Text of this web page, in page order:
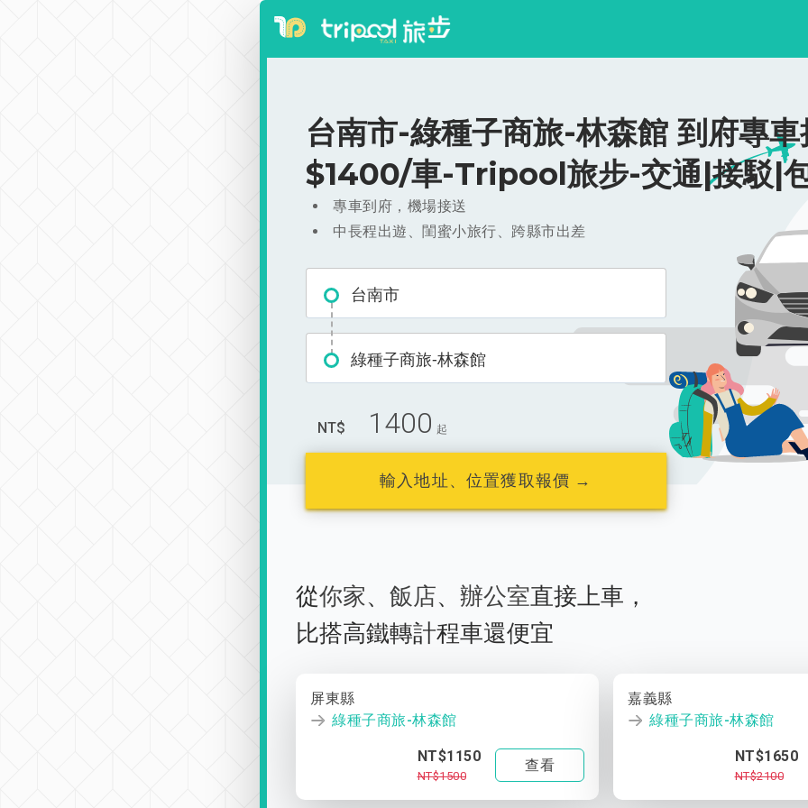
台南市-綠種子商旅-林森館 到府專車
$1400/車-Tripool旅步-交通|接駁|
專車到府，機場接送
中長程出遊、閨蜜小旅行、跨縣市出差
台南市
綠種子商旅-林森館
NT$ 1400 起
輸入地址、位置獲取報價 →
從你家、 飯店、 辦公室直接上車，
比搭高鐵轉計程車還便宜
屏東縣
綠種子商旅-林森館
NT$1150
NT$1500
查看
嘉義縣
綠種子商旅-林森館
NT$1650
NT$2100